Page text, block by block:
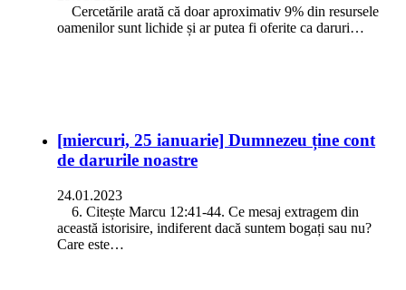
Cercetările arată că doar aproximativ 9% din resursele
oamenilor sunt lichide și ar putea fi oferite ca daruri…
[miercuri, 25 ianuarie] Dumnezeu ține cont
de darurile noastre
24.01.2023
6. Citește Marcu 12:41-44. Ce mesaj extragem din
această istorisire, indiferent dacă suntem bogați sau nu?
Care este…